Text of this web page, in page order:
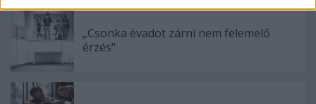
„Csonka évadot zárni nem felemelő
érzés"